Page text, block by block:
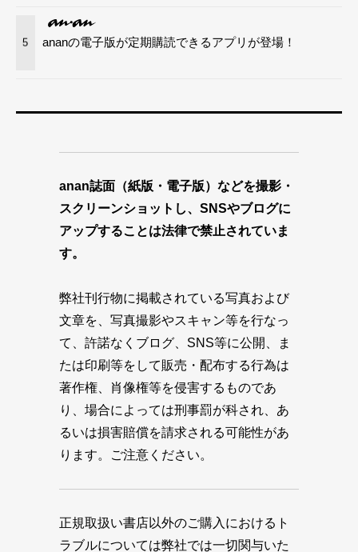
5 ananの電子版が定期購読できるアプリが登場！
anan誌面（紙版・電子版）などを撮影・
スクリーンショットし、SNSやブログに
アップすることは法律で禁止されていま
す。
弊社刊行物に掲載されている写真および
文章を、写真撮影やスキャン等を行なっ
て、許諾なくブログ、SNS等に公開、ま
たは印刷等をして販売・配布する行為は
著作権、肖像権等を侵害するものであ
り、場合によっては刑事罰が科され、あ
るいは損害賠償を請求される可能性があ
ります。ご注意ください。
正規取扱い書店以外のご購入におけるト
ラブルについては弊社では一切関与いた